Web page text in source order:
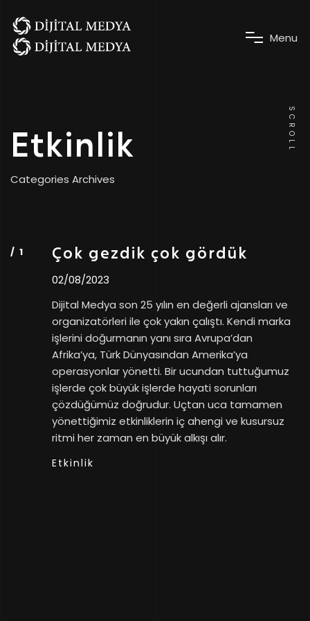
Menu
Etkinlik
Categories Archives
SCROLL
Çok gezdik çok gördük
02/08/2023
Dijital Medya son 25 yılın en değerli ajansları ve
organizatörleri ile çok yakın çalıştı. Kendi marka
işlerini doğurmanın yanı sıra Avrupa’dan
Afrika’ya, Türk Dünyasından Amerika’ya
operasyonlar yönetti. Bir ucundan tuttuğumuz
işlerde çok büyük işlerde hayati sorunları
çözdüğümüz doğrudur. Uçtan uca tamamen
yönettiğimiz etkinliklerin iç ahengi ve kusursuz
ritmi her zaman en büyük alkışı alır.
Etkinlik